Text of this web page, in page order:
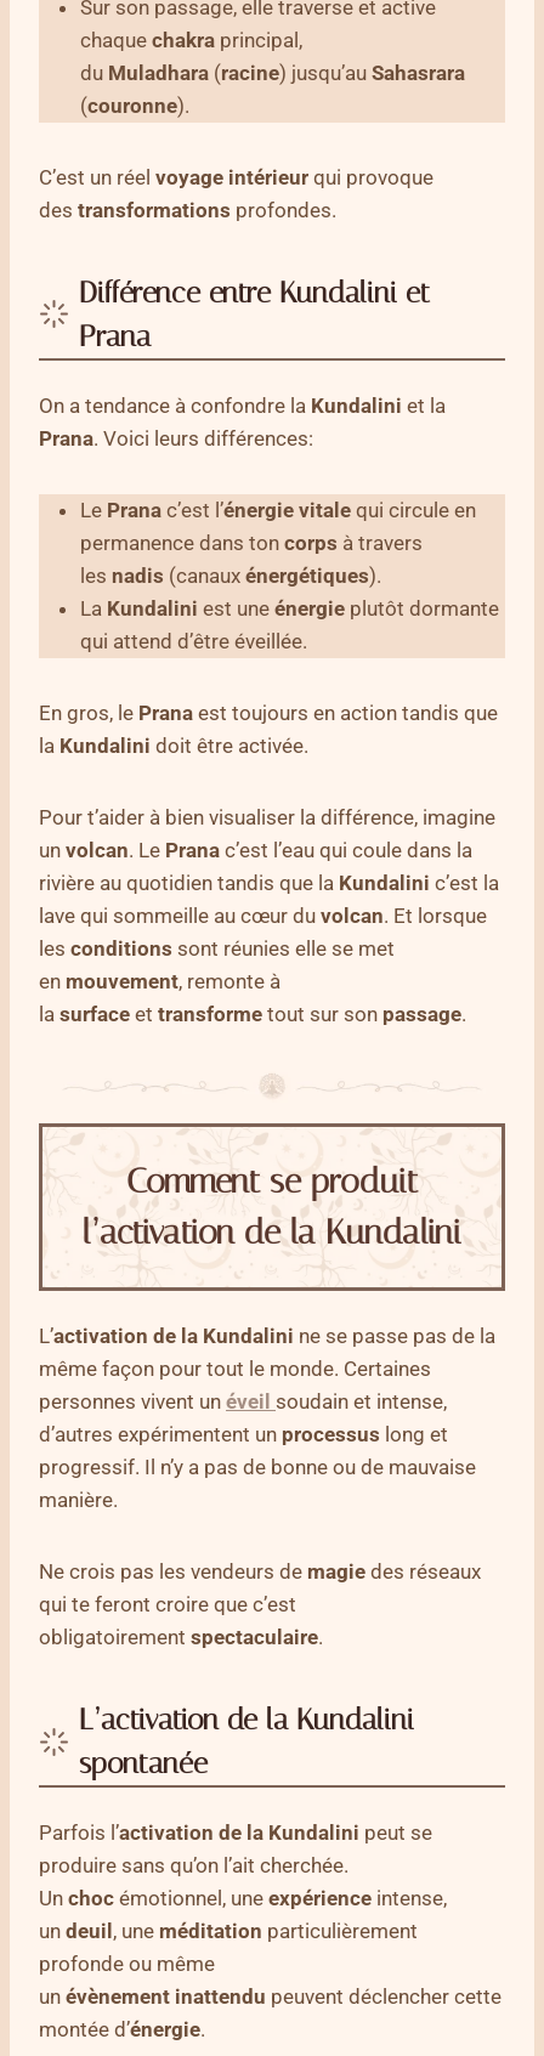
Sur son passage, elle traverse et active
chaque chakra principal,
du Muladhara (racine) jusqu’au Sahasrara
(couronne).
C’est un réel voyage intérieur qui provoque
des transformations profondes.
Différence entre Kundalini et
Prana
On a tendance à confondre la Kundalini et la
Prana. Voici leurs différences:
Le Prana c’est l’énergie vitale qui circule en
permanence dans ton corps à travers
les nadis (canaux énergétiques).
La Kundalini est une énergie plutôt dormante
qui attend d’être éveillée.
En gros, le Prana est toujours en action tandis que
la Kundalini doit être activée.
Pour t’aider à bien visualiser la différence, imagine
un volcan. Le Prana c’est l’eau qui coule dans la
rivière au quotidien tandis que la Kundalini c’est la
lave qui sommeille au cœur du volcan. Et lorsque
les conditions sont réunies elle se met
en mouvement, remonte à
la surface et transforme tout sur son passage.
Comment se produit
l’activation de la Kundalini
L’activation de la Kundalini ne se passe pas de la
même façon pour tout le monde. Certaines
personnes vivent un éveil soudain et intense,
d’autres expérimentent un processus long et
progressif. Il n’y a pas de bonne ou de mauvaise
manière.
Ne crois pas les vendeurs de magie des réseaux
qui te feront croire que c’est
obligatoirement spectaculaire.
L’activation de la Kundalini
spontanée
Parfois l’activation de la Kundalini peut se
produire sans qu’on l’ait cherchée.
Un choc émotionnel, une expérience intense,
un deuil , une méditation particulièrement
profonde ou même
un évènement inattendu peuvent déclencher cette
montée d’énergie.